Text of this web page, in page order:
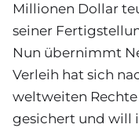
Millionen Dollar
seiner
Nun übernimmt
Verleih hat sich
weltweiten
gesichert und will